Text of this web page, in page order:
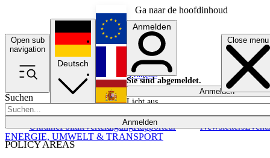
Ga naar de hoofdinhoud
Open sub
navigation
Close menu
Suchen
Anmelden
POLICY AREAS
UkrainePolitikVerteidigungRapporteur NewslettersEvents
Deutsch
English
Français
Anmelden
Sie sind abgemeldet.
Anmelden
Licht aus
ENERGIE, UMWELT & TRANSPORT